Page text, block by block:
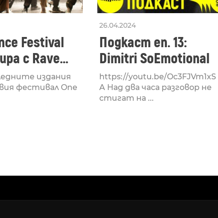
Festival
с Rave
на
издания
фестивал One
26.04.2024
Подкаст еп. 13:
Dimitri SoEmotional
https://youtu.be/Oc3FJVm1xS
A Над два часа разговор не
стигат на ...